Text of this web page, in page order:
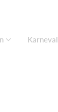
Karneval